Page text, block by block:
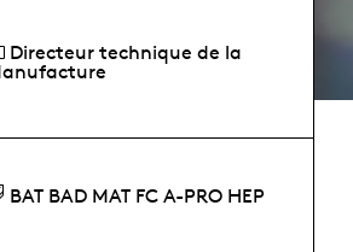
Directeur technique de la
BAT BAD MAT FC A-PRO HEP